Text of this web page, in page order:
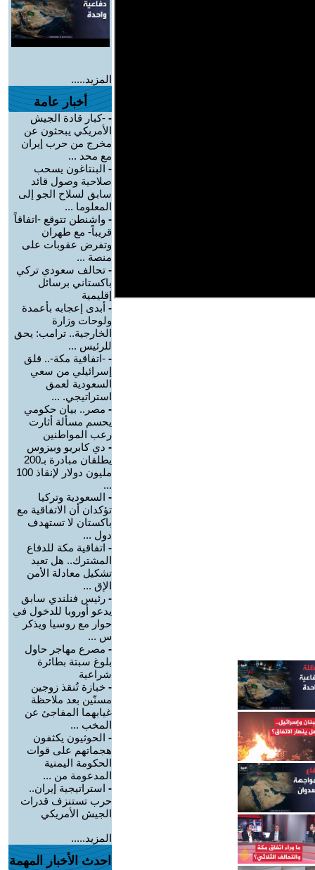
المزيد.....
أخبار عامة
- -كبار قادة الجيش
الأمريكي يبحثون عن
مخرج من حرب إيران
مع محد ...
- البنتاغون يسحب
صلاحية وصول قائد
سابق لسلاح الجو إلى
المعلوما ...
- واشنطن تتوقع -اتفاقاً
قريباً- مع طهران
وتفرض عقوبات على
منصة ...
- تحالف سعودي تركي
باكستاني برسائل
إقليمية
- أبدى إعجابه بأعمدة
ولوحات وزارة
الخارجية.. ترامب: يحق
للرئيس ...
- -اتفاقية مكة-.. قلق
إسرائيلي من سعي
السعودية لعمق
استراتيجي. ...
- مصر.. بيان حكومي
يحسم مسألة أثارت
رعب المواطنين
- دي كابريو وبيزوس
يطلقان مبادرة بـ200
مليون دولار لإنقاذ 100
...
- السعودية وتركيا
تؤكدان أن الاتفاقية مع
باكستان لا تستهدف
دول ...
- اتفاقية مكة للدفاع
المشترك.. هل تعيد
تشكيل معادلة الأمن
الإق ...
- رئيس فنلندي سابق
يدعو أوروبا للدخول في
حوار مع روسيا ويذكر
س ...
- مصرع مهاجر حاول
بلوغ سبتة بطائرة
شراعية
- خبازة تُنقذ زوجين
مسنّين بعد ملاحظة
غيابهما المفاجئ عن
المخب ...
- الحوثيون يكثفون
هجماتهم على قوات
الحكومة اليمنية
المدعومة من ...
- استراتيجية إيران..
حرب تستنزف قدرات
الجيش الأمريكي
المزيد.....
احدث الأخبار المهمة